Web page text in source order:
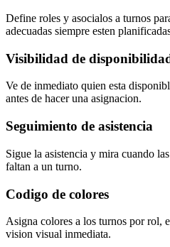
Define roles y asocialos a turnos
adecuadas siempre esten
Visibilidad de
Ve de inmediato quien esta
antes de hacer una asignacion.
Seguimiento de asistencia
Sigue la asistencia y mira cuando
faltan a un turno.
Codigo de colores
Asigna colores a los turnos por rol,
vision visual inmediata.